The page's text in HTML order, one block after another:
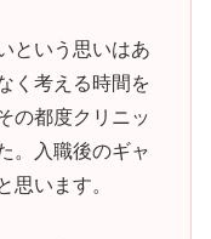
という思いはあ
く考える時間を
の都度クリニッ
。入職後のギャ
思います。